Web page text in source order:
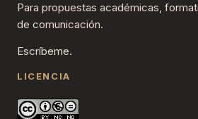
Para propuestas académicas,
de comunicación.
Escríbeme.
LICENCIA